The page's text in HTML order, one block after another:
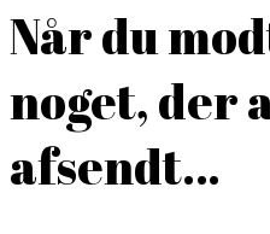
Når du
noget, der
afsendt…